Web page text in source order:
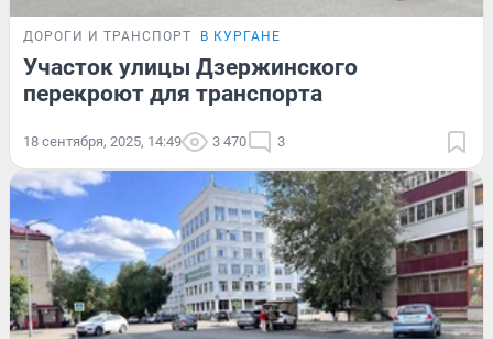
ДОРОГИ И ТРАНСПОРТ В КУРГАНЕ
Участок улицы Дзержинского
перекроют для транспорта
18 сентября, 2025, 14:49 3 470 3